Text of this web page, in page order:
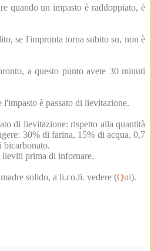
quando un impasto è raddoppiato, è
se l'impronta torna subito su, non è
a questo punto avete 30 minuti
è passato di lievitazione.
di lievitazione: rispetto alla quantità
30% di farina, 15% di acqua, 0,7
bicarbonato.
lieviti prima di infornare.
solido, a li.co.li. vedere (Qui).